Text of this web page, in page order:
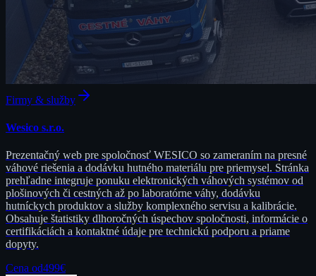
Firmy & služby
Wesico s.r.o.
Prezentačný web pre spoločnosť WESICO so zameraním na presné
váhové riešenia a dodávku hutného materiálu pre priemysel. Stránka
prehľadne integruje ponuku elektronických váhových systémov od
plošinových či cestných až po laboratórne váhy, dodávku
hutníckych produktov a služby komplexného servisu a kalibrácie.
Obsahuje štatistiky dlhoročných úspechov spoločnosti, informácie o
certifikáciách a kontaktné údaje pre technickú podporu a priame
dopyty.
Cena od499€